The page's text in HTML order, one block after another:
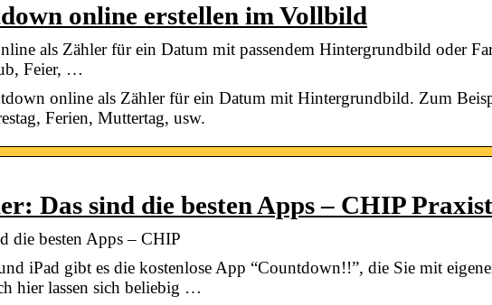
online erstellen im Vollbild
als Zähler für ein Datum mit passendem Hintergrundbild oder
Feier, …
online als Zähler für ein Datum mit Hintergrundbild. Zum
Ferien, Muttertag, usw.
Das sind die besten Apps – CHIP
die besten Apps – CHIP
iPad gibt es die kostenlose App “Countdown!!”, die Sie mit
hier lassen sich beliebig …